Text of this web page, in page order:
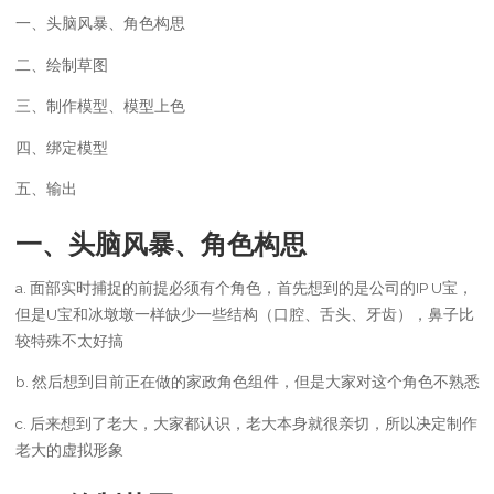
一、头脑风暴、角色构思
二、绘制草图
三、制作模型、模型上色
四、绑定模型
五、输出
一、头脑风暴、角色构思
a. 面部实时捕捉的前提必须有个角色，首先想到的是公司的IP U宝，
但是U宝和冰墩墩一样缺少一些结构（口腔、舌头、牙齿），鼻子比
较特殊不太好搞
b. 然后想到目前正在做的家政角色组件，但是大家对这个角色不熟悉
c. 后来想到了老大，大家都认识，老大本身就很亲切，所以决定制作
老大的虚拟形象